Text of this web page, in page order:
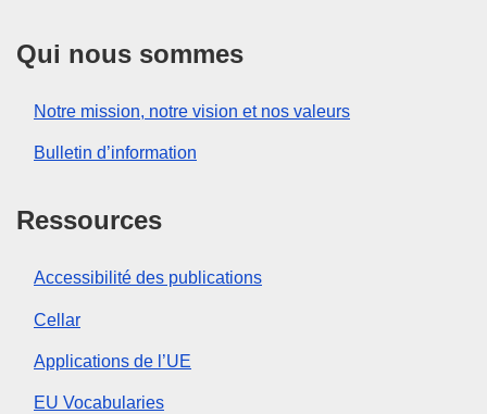
Qui nous sommes
Notre mission, notre vision et nos valeurs
Bulletin d’information
Ressources
Accessibilité des publications
Cellar
Applications de l’UE
EU Vocabularies